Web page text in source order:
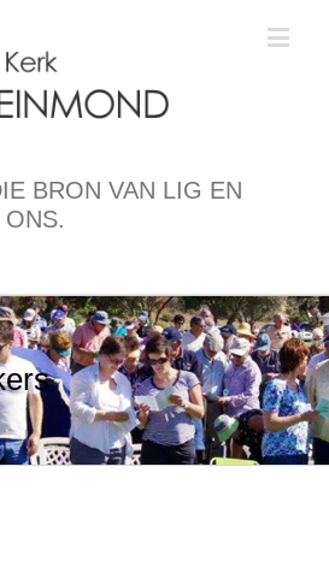
BRON VAN LIG EN